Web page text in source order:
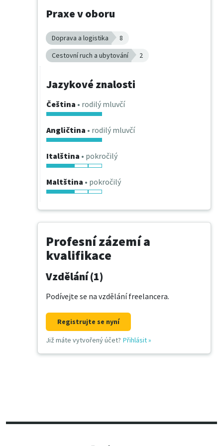
Praxe v oboru
Doprava a logistika
8
Cestovní ruch a ubytování
2
Jazykové znalosti
Čeština • rodilý mluvčí
Angličtina • rodilý mluvčí
Italština • pokročilý
Maltština • pokročilý
Profesní zázemí a
kvalifikace
Vzdělání (1)
Podívejte se na vzdělání freelancera.
Registrujte se nyní
Již máte vytvořený účet? Přihlásit»